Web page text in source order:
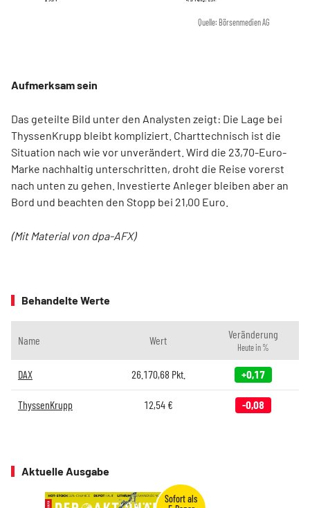
Quelle: Börsenmedien AG
Aufmerksam sein
Das geteilte Bild unter den Analysten zeigt: Die Lage bei
ThyssenKrupp bleibt kompliziert. Charttechnisch ist die
Situation nach wie vor unverändert. Wird die 23,70-Euro-
Marke nachhaltig unterschritten, droht die Reise vorerst
nach unten zu gehen. Investierte Anleger bleiben aber an
Bord und beachten den Stopp bei 21,00 Euro.
(Mit Material von dpa-AFX)
Behandelte Werte
Name Wert Veränderung
Heute in %
DAX 26.170,68 Pkt. +0,17
ThyssenKrupp 12,54€ -0,08
Aktuelle Ausgabe